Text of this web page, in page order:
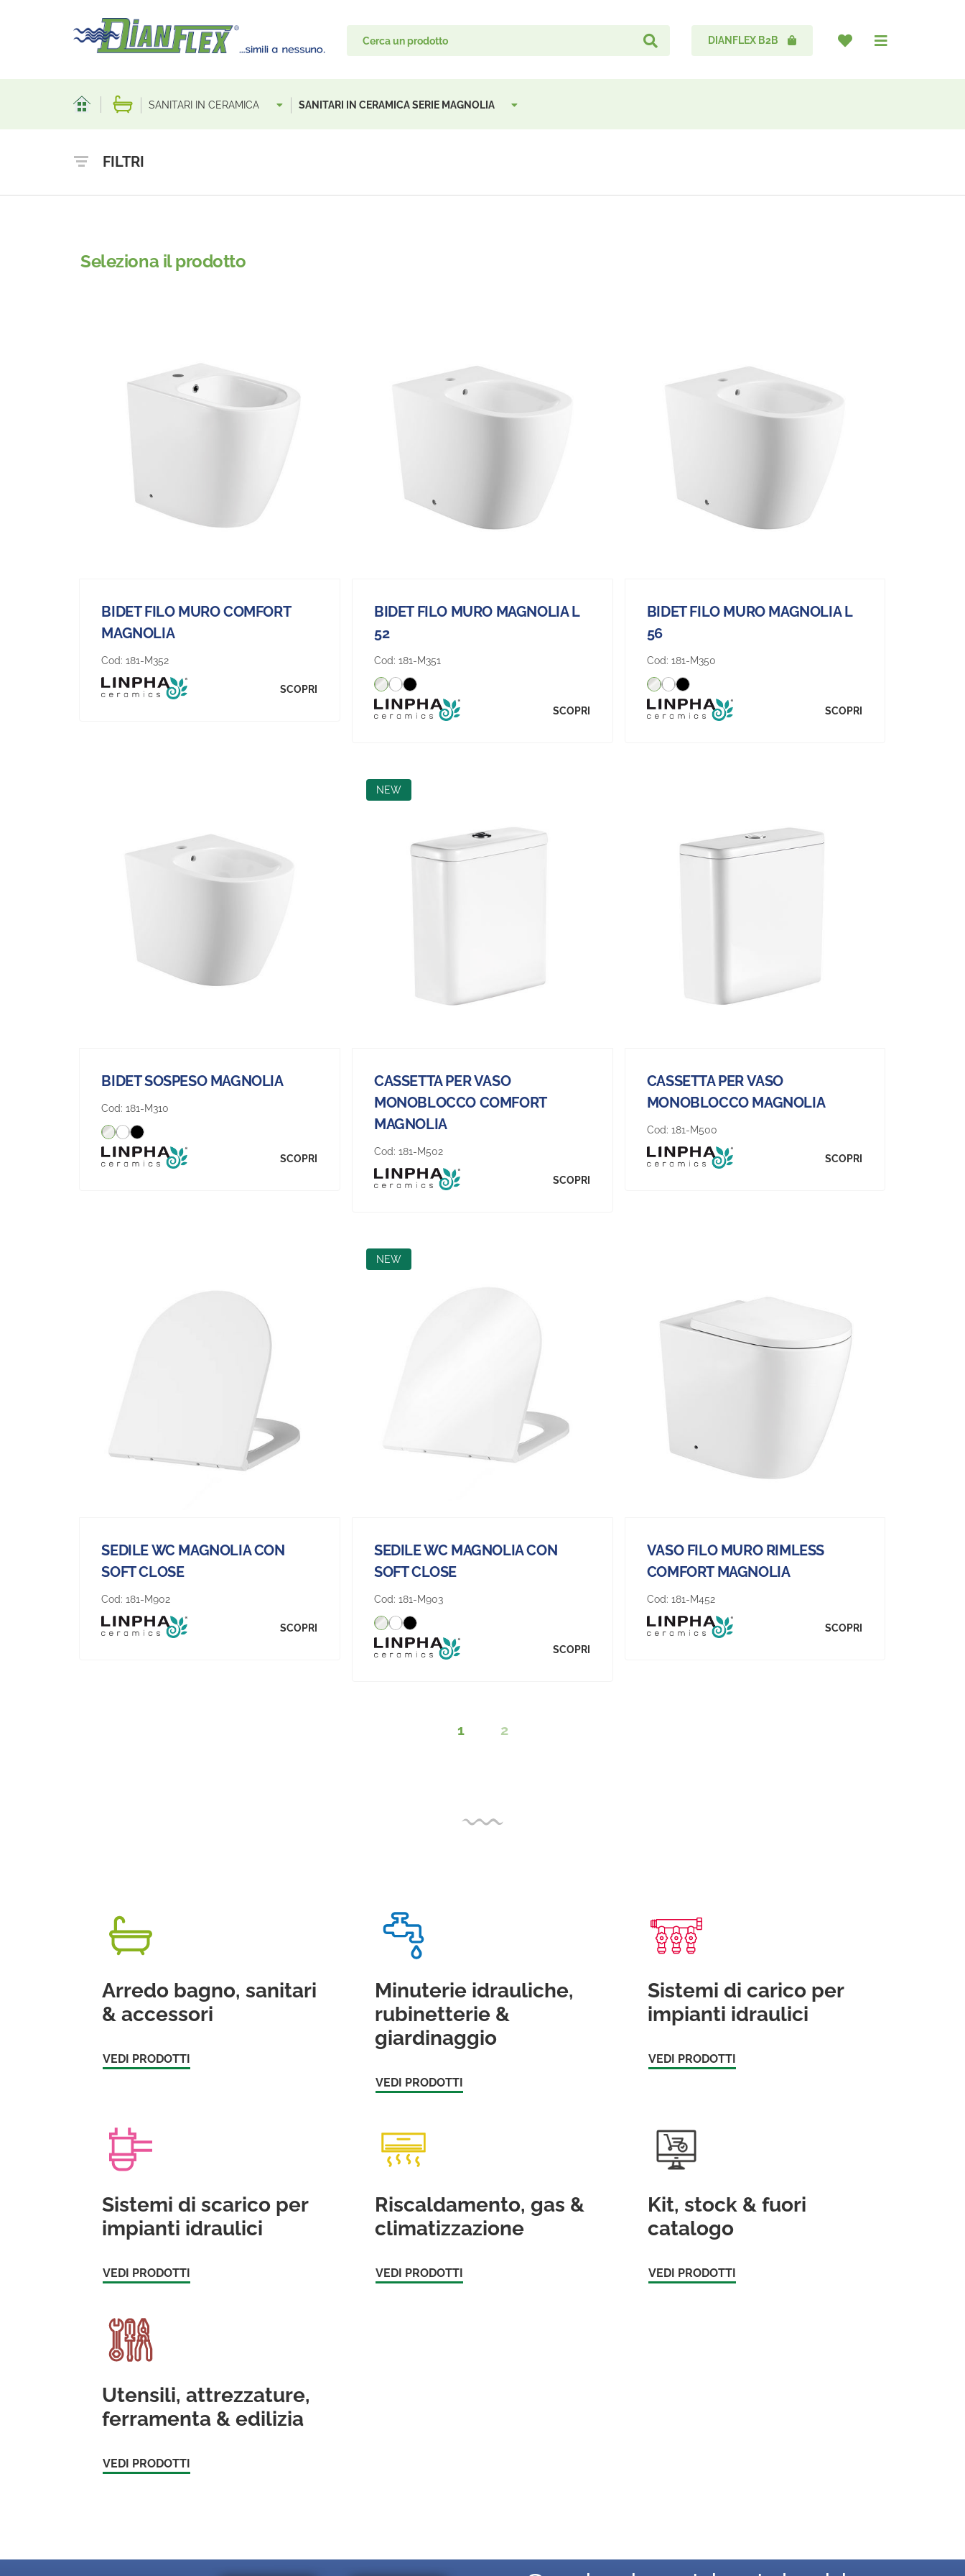
DIANFLEX B2B
SANITARI IN CERAMICA SANITARI IN CERAMICA SERIE MAGNOLIA
FILTRI
Seleziona il prodotto
BIDET FILO MURO COMFORT
MAGNOLIA
Cod:181-M352
SCOPRI
BIDET FILO MURO MAGNOLIA L
52
Cod:181-M351
SCOPRI
BIDET FILO MURO MAGNOLIA L
56
Cod: 181-M350
SCOPRI
BIDET SOSPESO MAGNOLIA
Cod:181-M310
SCOPRI
NEW
CASSETTA PER VASO
MONOBLOCCO COMFORT
MAGNOLIA
Cod:181-M502
SCOPRI
CASSETTA PER VASO
MONOBLOCCO MAGNOLIA
Cod: 181-M500
SCOPRI
SEDILE WC MAGNOLIA CON
SOFT CLOSE
Cod:181-M902
SCOPRI
NEW
SEDILE WC MAGNOLIA CON
SOFT CLOSE
Cod:181-M903
SCOPRI
VASO FILO MURO RIMLESS
COMFORT MAGNOLIA
Cod: 181-M452
SCOPRI
1 2
Arredo bagno, sanitari
& accessori
VEDI PRODOTTI
Minuterie idrauliche,
rubinetterie &
giardinaggio
VEDI PRODOTTI
Sistemi di carico per
impianti idraulici
VEDI PRODOTTI
Sistemi di scarico per
impianti idraulici
VEDI PRODOTTI
Riscaldamento, gas &
climatizzazione
VEDI PRODOTTI
Kit, stock & fuori
catalogo
VEDI PRODOTTI
Utensili, attrezzature,
ferramenta & edilizia
VEDI PRODOTTI